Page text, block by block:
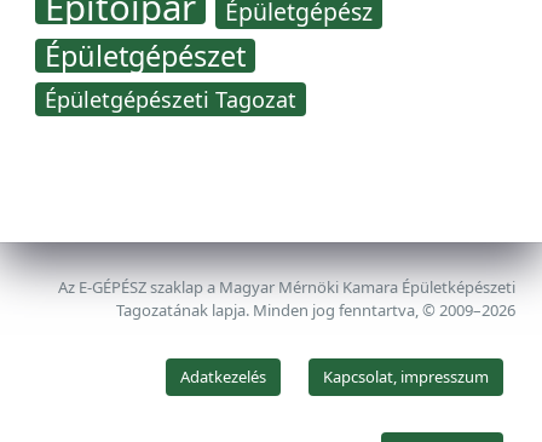
Épületgépész
Épületgépészet
Épületgépészeti Tagozat
Az E-GÉPÉSZ szaklap a Magyar Mérnöki Kamara Épületképészeti
Tagozatának lapja. Minden jog fenntartva, © 2009–2026
Adatkezelés Kapcsolat, impresszum